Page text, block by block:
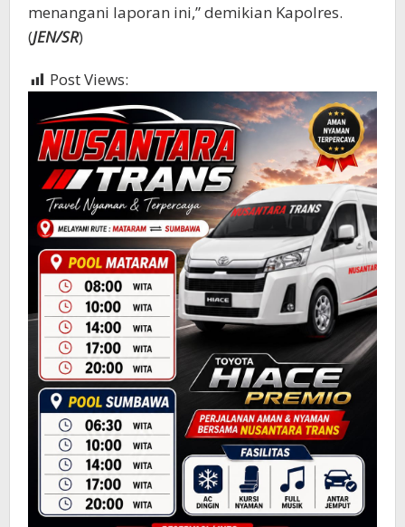
menangani laporan ini,” demikian Kapolres.
(JEN/SR)
Post Views: